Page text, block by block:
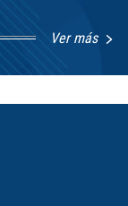
Ver más